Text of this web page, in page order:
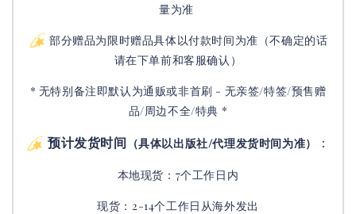
量为准
部分赠品为限时赠品具体以付款时间为准（不确定的话
请在下单前和客服确认）
* 无特别备注即默认为通贩或非首刷 - 无亲签/特签/预售赠
品/周边不全/特典 *
预计发货时间 （具体以出版社/代理发货时间为准） ：
本地现货：7个工作日内
现货：2-14个工作日从海外发出